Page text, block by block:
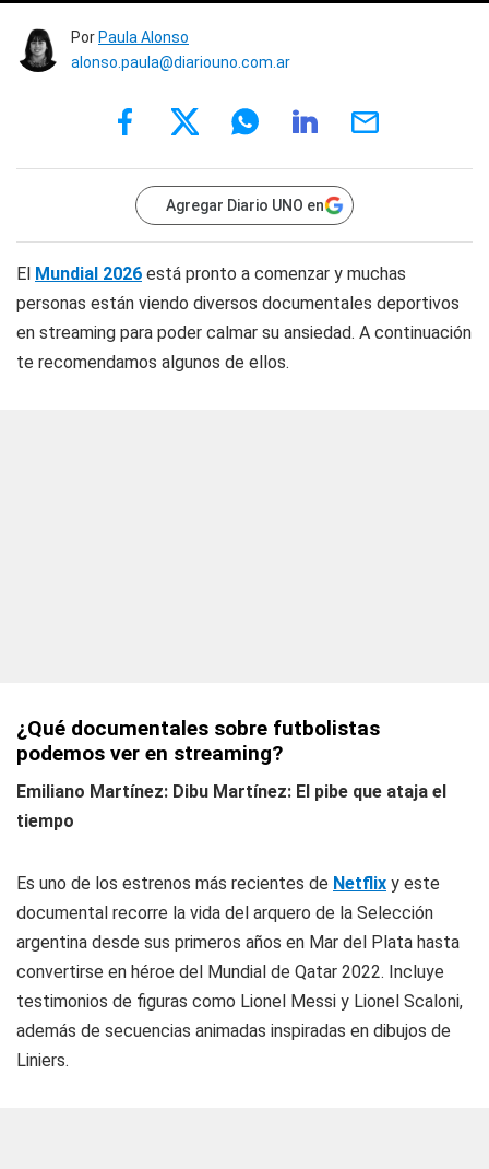
Por Paula Alonso
alonso.paula@diariouno.com.ar
Agregar Diario UNO en
El Mundial 2026 está pronto a comenzar y muchas
personas están viendo diversos documentales deportivos
en streaming para poder calmar su ansiedad. A continuación
te recomendamos algunos de ellos.
¿Qué documentales sobre futbolistas
podemos ver en streaming?
Emiliano Martínez: Dibu Martínez: El pibe que ataja el
tiempo
Es uno de los estrenos más recientes de Netflix y este
documental recorre la vida del arquero de la Selección
argentina desde sus primeros años en Mar del Plata hasta
convertirse en héroe del Mundial de Qatar 2022. Incluye
testimonios de figuras como Lionel Messi y Lionel Scaloni,
además de secuencias animadas inspiradas en dibujos de
Liniers.